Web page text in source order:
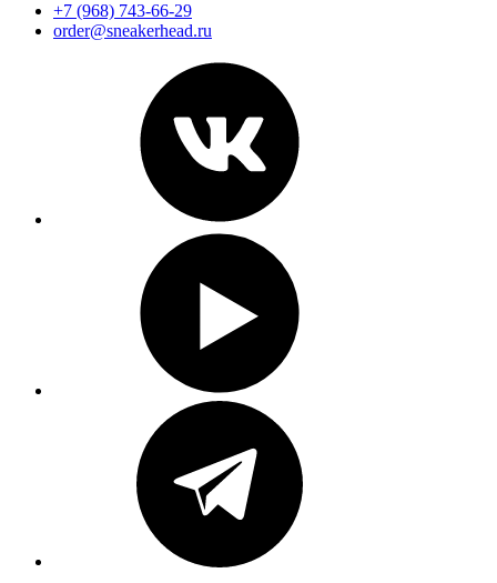
+7 (968) 743-66-29
order@sneakerhead.ru